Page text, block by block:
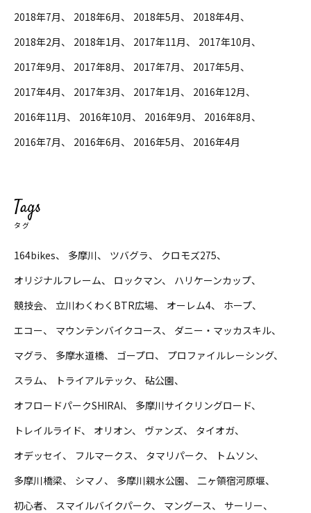
2018年7月
2018年6月 2018年5月
2018年4月
2018年2月
2018年1月 2017年11月
2017年10月
2017年9月
2017年8月 2017年7月
2017年5月
2017年4月
2017年3月 2017年1月
2016年12月
2016年11月
2016年10月 2016年9月
2016年8月
2016年7月
2016年6月 2016年5月 2016年4月
Tags
タグ
164bikes 多摩川 ツバグラ
クロモズ275
オリジナルフレーム
ロックマン
ハリケーンカップ
競技会
立川わくわくBTR広場 オーレム4
ホープ
エコー
マウンテンバイクコース
ダニー・マッカスキル
マグラ
多摩水道橋 ゴープロ
プロファイルレーシング
スラム
トライアルテック
砧公園
オフロードパークSHIRAI
多摩川サイクリングロード
トレイルライド
オリオン ヴァンズ
タイオガ
オデッセイ
フルマークス タマリパーク
トムソン
多摩川橋梁
シマノ 多摩川親水公園
二ヶ領宿河原堰
初心者
スマイルバイクパーク マングース
サーリー